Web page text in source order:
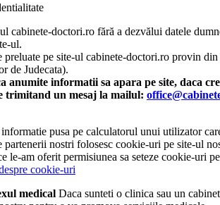
cabinete-doctori.ro fără a dezvălui datele
ul.
preluate pe site-ul cabinete-doctori.ro provin
de Judecata).
anumite informatii sa apara pe site, daca
trimitand un mesaj la mailul:
pusa pe calculatorul unui utilizator
nostri folosesc cookie-uri pe site-ul
le-am oferit permisiunea sa seteze cookie-uri
cookie-uri
medical Daca sunteti o clinica sau un